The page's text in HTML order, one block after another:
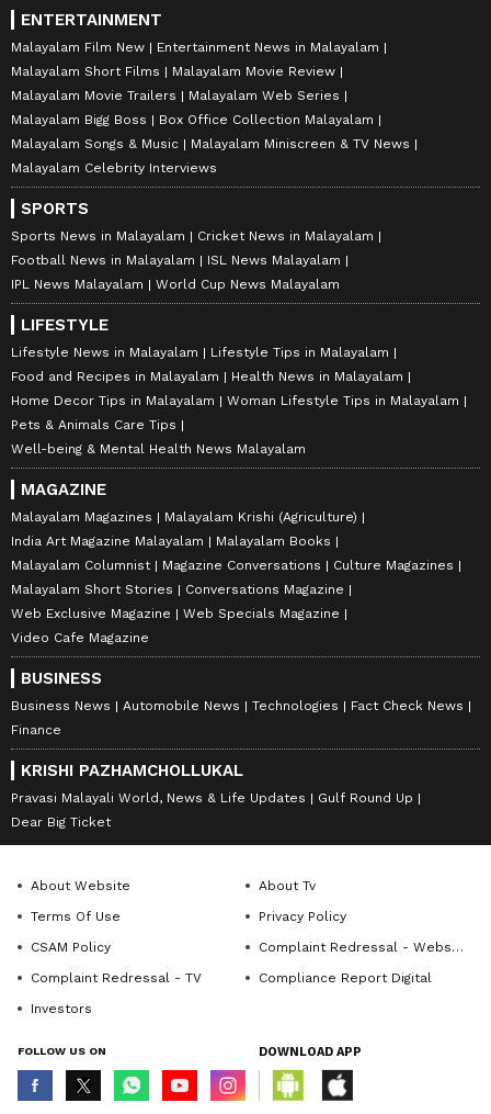
ENTERTAINMENT
Malayalam Film New
Entertainment News in Malayalam
Malayalam Short Films
Malayalam Movie Review
Malayalam Movie Trailers
Malayalam Web Series
Malayalam Bigg Boss
Box Office Collection Malayalam
Malayalam Songs & Music
Malayalam Miniscreen & TV News
Malayalam Celebrity Interviews
SPORTS
Sports News in Malayalam
Cricket News in Malayalam
Football News in Malayalam
ISL News Malayalam
IPL News Malayalam
World Cup News Malayalam
LIFESTYLE
Lifestyle News in Malayalam
Lifestyle Tips in Malayalam
Food and Recipes in Malayalam
Health News in Malayalam
Home Decor Tips in Malayalam
Woman Lifestyle Tips in Malayalam
Pets & Animals Care Tips
Well-being & Mental Health News Malayalam
MAGAZINE
Malayalam Magazines
Malayalam Krishi (Agriculture)
India Art Magazine Malayalam
Malayalam Books
Malayalam Columnist
Magazine Conversations
Culture Magazines
Malayalam Short Stories
Conversations Magazine
Web Exclusive Magazine
Web Specials Magazine
Video Cafe Magazine
BUSINESS
Business News Automobile News Technologies
Fact Check News
Finance
KRISHI PAZHAMCHOLLUKAL
Pravasi Malayali World, News & Life Updates
Gulf Round Up
Dear Big Ticket
About Website
About Tv
Terms Of Use
Privacy Policy
CSAM Policy
Complaint Redressal - Website
Complaint Redressal - TV
Compliance Report Digital
Investors
FOLLOW US ON DOWNLOAD APP